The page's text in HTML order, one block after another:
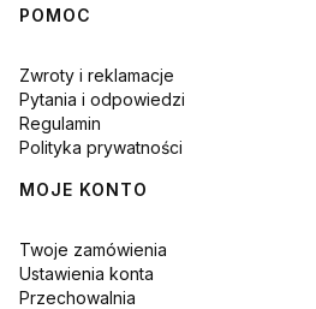
Linki w stopce
POMOC
Zwroty i reklamacje
Pytania i odpowiedzi
Regulamin
Polityka prywatności
MOJE KONTO
Twoje zamówienia
Ustawienia konta
Przechowalnia